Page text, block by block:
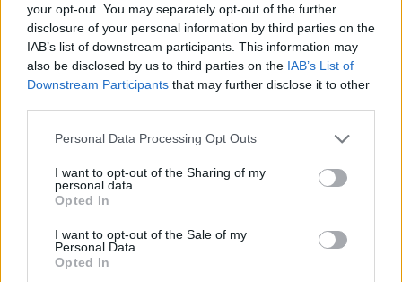
your opt-out. You may separately opt-out of the further
disclosure of your personal information by third parties on the
IAB’s list of downstream participants. This information may
also be disclosed by us to third parties on the IAB’s List of
Downstream Participants that may further disclose it to other
Please note that this website/app uses one or more Google
not limited to your visit or usage behaviour. You may click to
grant or deny consent to Google and its third-party tags to
use your data for below specified purposes in below Google
consent section.
Personal Data Processing Opt Outs
I want to opt-out of the Sharing of my
personal data.
Opted In
I want to opt-out of the Sale of my
Personal Data.
Opted In
Ατζούν Ιλιτζαλί: Η πρώτη ανάρτηση μετά
τον γάμο του με την 25χρονη σύντροφό
του – «Η ζωή είναι ωραία όταν την
06.09.2024
News